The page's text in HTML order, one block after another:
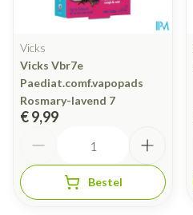
Vicks
Vicks Vbr7e
Paediat.comf.vapopads
Rosmary-lavend 7
€ 9,99
Bestel